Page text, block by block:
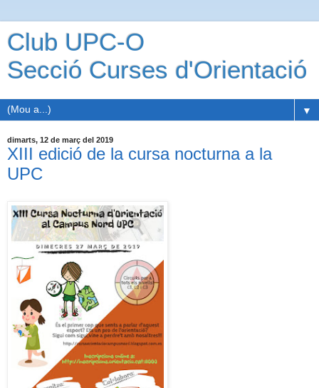
Club UPC-O
Secció Curses d'Orientació
▼
dimarts, 12 de març del 2019
XIII edició de la cursa nocturna a la
UPC